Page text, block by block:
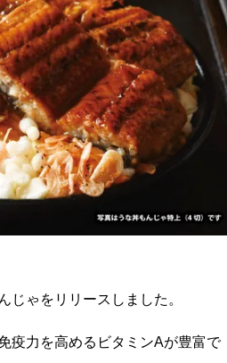
じゃをリリースしました。
疫力を高めるビタミンAが豊富で